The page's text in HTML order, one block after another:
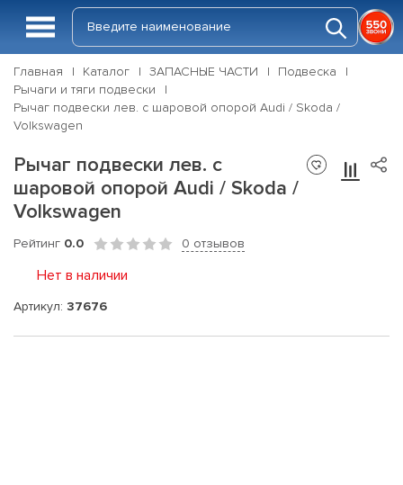
Главная Каталог ЗАПАСНЫЕ ЧАСТИ
Подвеска
Рычаги и тяги подвески
Рычаг подвески лев. с шаровой опорой Audi / Skoda /
Volkswagen
Рычаг подвески лев. с
шаровой опорой Audi / Skoda /
Volkswagen
Рейтинг 0.0 0 отзывов
Нет в наличии
Артикул: 37676